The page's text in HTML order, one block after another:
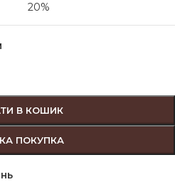
20%
В КОШИК
ПОКУПКА